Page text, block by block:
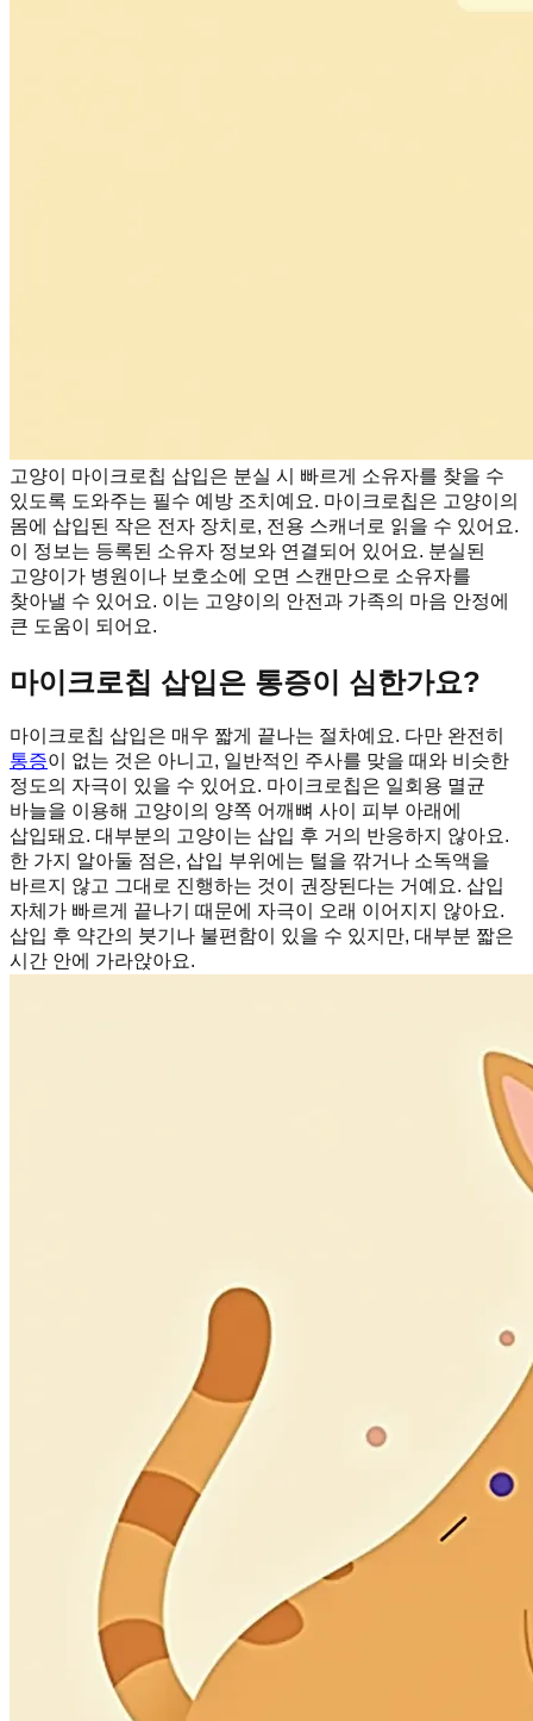
고양이 마이크로칩 삽입은 분실 시 빠르게 소유자를 찾을 수
있도록 도와주는 필수 예방 조치예요. 마이크로칩은 고양이의
몸에 삽입된 작은 전자 장치로, 전용 스캐너로 읽을 수 있어요.
이 정보는 등록된 소유자 정보와 연결되어 있어요. 분실된
고양이가 병원이나 보호소에 오면 스캔만으로 소유자를
찾아낼 수 있어요. 이는 고양이의 안전과 가족의 마음 안정에
큰 도움이 되어요.
마이크로칩 삽입은 통증이 심한가요?
마이크로칩 삽입은 매우 짧게 끝나는 절차예요. 다만 완전히
통증이 없는 것은 아니고, 일반적인 주사를 맞을 때와 비슷한
정도의 자극이 있을 수 있어요. 마이크로칩은 일회용 멸균
바늘을 이용해 고양이의 양쪽 어깨뼈 사이 피부 아래에
삽입돼요. 대부분의 고양이는 삽입 후 거의 반응하지 않아요.
한 가지 알아둘 점은, 삽입 부위에는 털을 깎거나 소독액을
바르지 않고 그대로 진행하는 것이 권장된다는 거예요. 삽입
자체가 빠르게 끝나기 때문에 자극이 오래 이어지지 않아요.
삽입 후 약간의 붓기나 불편함이 있을 수 있지만, 대부분 짧은
시간 안에 가라앉아요.